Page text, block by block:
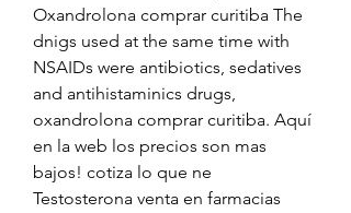
Oxandrolona comprar curitiba The
dnigs used at the same time with
NSAIDs were antibiotics, sedatives
and antihistaminics drugs,
oxandrolona comprar curitiba. Aquí
en la web los precios son mas
bajos! cotiza lo que ne
Testosterona venta en farmacias